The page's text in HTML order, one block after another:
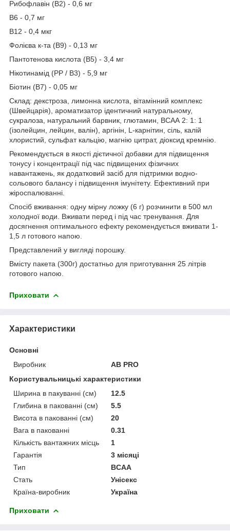
Рибофлавін (В2) - 0,6 мг
В6 - 0,7 мг
В12 - 0,4 мкг
Фолієва к-та (В9) - 0,13 мг
Пантотенова кислота (В5) - 3,4 мг
Нікотинамід (РР / В3) - 5,9 мг
Біотин (В7) - 0,05 мг
Склад: декстроза, лимонна кислота, вітамінний комплекс
(Швейцарія), ароматизатор ідентичний натуральному,
сукралоза, натуральний барвник, глютамин, ВСАА 2: 1: 1
(ізолейцин, лейцин, валін), аргінін, L-карнітин, сіль, калій
хлористий, сульфат кальцію, магнію цитрат, діоксид кремнію.
Рекомендується в якості дієтичної добавки для підвищення
тонусу і концентрації під час підвищених фізичних
навантажень, як додатковий засіб для підтримки водно-
сольового балансу і підвищення імунітету. Ефективний при
жіроспалюванні.
Спосіб вживання: одну мірну ложку (6 г) розчинити в 500 мл
холодної води. Вживати перед і під час тренування. Для
досягнення оптимального ефекту рекомендується вживати 1-
1,5 л готового напою.
Представлений у вигляді порошку.
Вмісту пакета (300г) достатньо для приготування 25 літрів
готового напою.
Приховати
Характеристики
Основні
Виробник
AB PRO
Користувальницькі характеристики
Ширина в пакуванні (см)
12.5
Глибина в пакованні (см)
5.5
Висота в пакованні (см)
20
Вага в пакованні
0.31
Кількість вантажних місць
1
Гарантія
3 місяці
Тип
BCAA
Стать
Унісекс
Країна-виробник
Україна
Приховати